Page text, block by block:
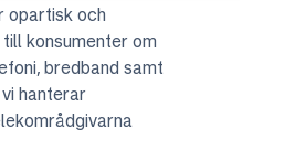
opartisk och
konsumenter om
bredband samt
hanterar